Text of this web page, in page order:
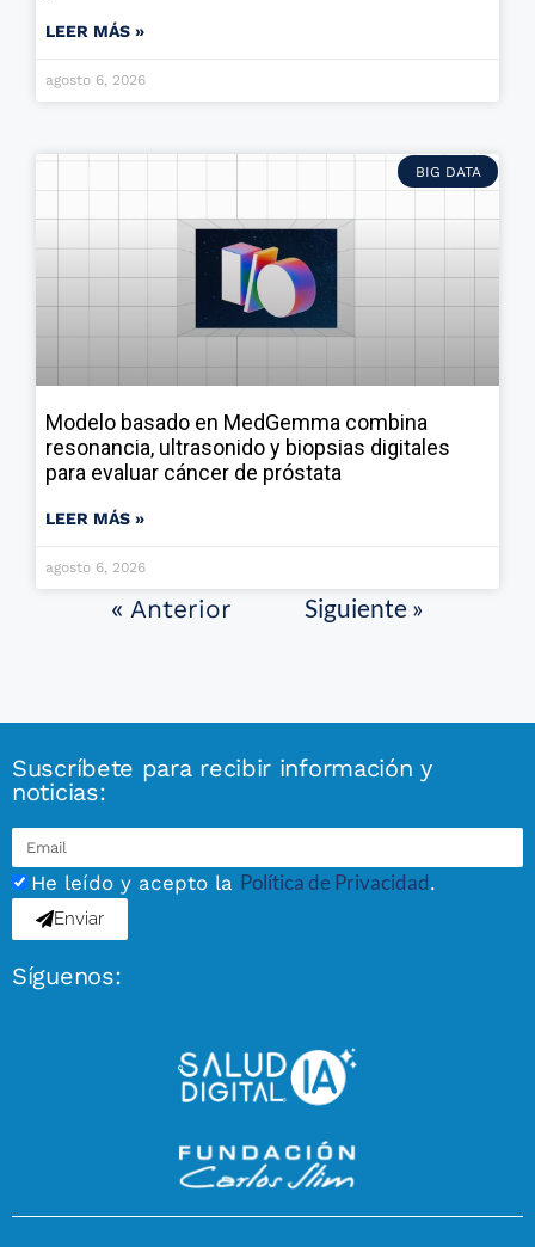
LEER MÁS »
agosto 6, 2026
BIG DATA
Modelo basado en MedGemma combina
resonancia, ultrasonido y biopsias digitales
para evaluar cáncer de próstata
LEER MÁS »
agosto 6, 2026
« Anterior Siguiente »
Suscríbete para recibir información y
noticias:
He leído y acepto la Política de Privacidad.
Enviar
Síguenos: